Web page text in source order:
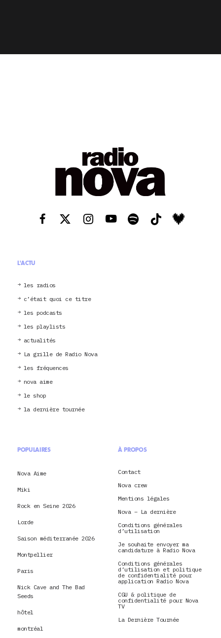
L'ACTU
les radios
c’était quoi ce titre
les podcasts
les playlists
actualités
La grille de Radio Nova
les fréquences
nova aime
le shop
la dernière tournée
POPULAIRES
Nova Aime
Miki
Rock en Seine 2026
Lorde
Saison méditerranée 2026
Montpellier
Paris
Nick Cave and The Bad
Seeds
hôtel
montréal
À PROPOS
Contact
Nova crew
Mentions légales
Nova – La dernière
Conditions générales
d’utilisation
Je souhaite envoyer ma
candidature à Radio Nova
Conditions générales
d’utilisation et politique
de confidentialité pour
application Radio Nova
CGU & politique de
confidentialité pour Nova
TV
La Dernière Tournée